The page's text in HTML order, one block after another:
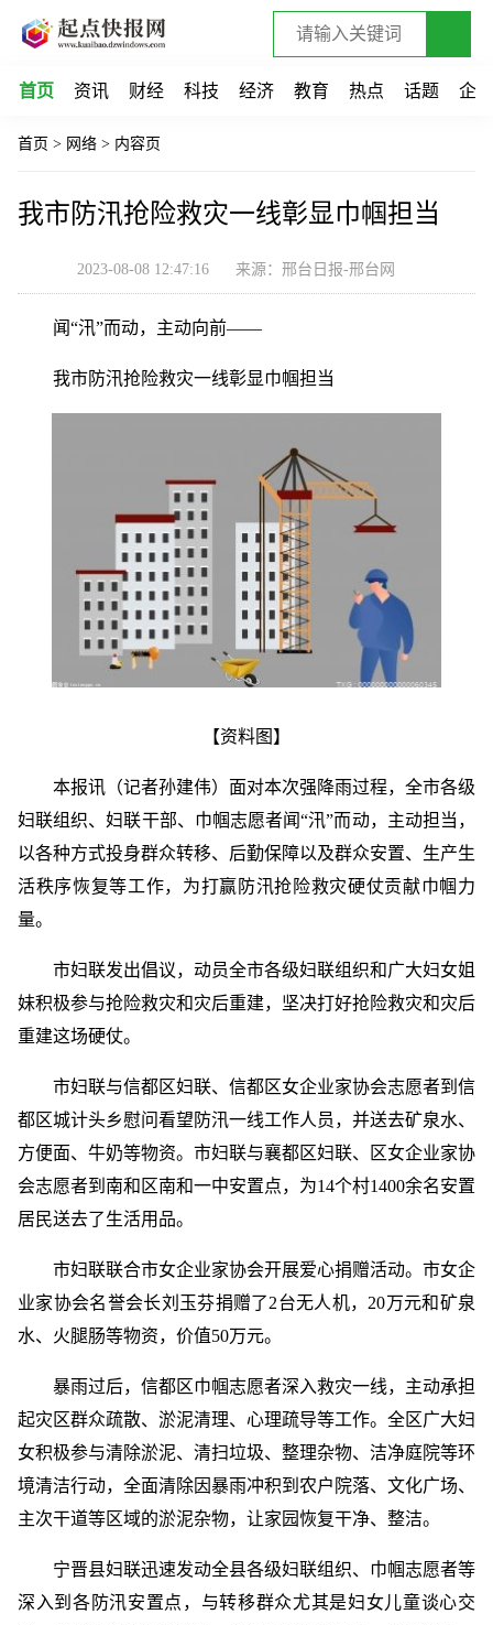
首页 资讯 财经 科技 经济 教育 热点 话题 企业
首页 > 网络 > 内容页
我市防汛抢险救灾一线彰显巾帼担当
2023-08-08 12:47:16 来源：邢台日报-邢台网
闻“汛”而动，主动向前——
我市防汛抢险救灾一线彰显巾帼担当
【资料图】
本报讯（记者孙建伟）面对本次强降雨过程，全市各级
妇联组织、妇联干部、巾帼志愿者闻“汛”而动，主动担当，
以各种方式投身群众转移、后勤保障以及群众安置、生产生
活秩序恢复等工作，为打赢防汛抢险救灾硬仗贡献巾帼力
量。
市妇联发出倡议，动员全市各级妇联组织和广大妇女姐
妹积极参与抢险救灾和灾后重建，坚决打好抢险救灾和灾后
重建这场硬仗。
市妇联与信都区妇联、信都区女企业家协会志愿者到信
都区城计头乡慰问看望防汛一线工作人员，并送去矿泉水、
方便面、牛奶等物资。市妇联与襄都区妇联、区女企业家协
会志愿者到南和区南和一中安置点，为14个村1400余名安置
居民送去了生活用品。
市妇联联合市女企业家协会开展爱心捐赠活动。市女企
业家协会名誉会长刘玉芬捐赠了2台无人机，20万元和矿泉
水、火腿肠等物资，价值50万元。
暴雨过后，信都区巾帼志愿者深入救灾一线，主动承担
起灾区群众疏散、淤泥清理、心理疏导等工作。全区广大妇
女积极参与清除淤泥、清扫垃圾、整理杂物、洁净庭院等环
境清洁行动，全面清除因暴雨冲积到农户院落、文化广场、
主次干道等区域的淤泥杂物，让家园恢复干净、整洁。
宁晋县妇联迅速发动全县各级妇联组织、巾帼志愿者等
深入到各防汛安置点，与转移群众尤其是妇女儿童谈心交